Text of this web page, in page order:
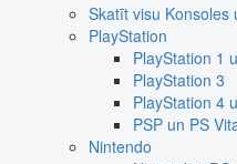
Skatīt visu Konsoles
PlayStation
PlayStation 1
PlayStation 3
PlayStation 4
PSP un PS
Nintendo